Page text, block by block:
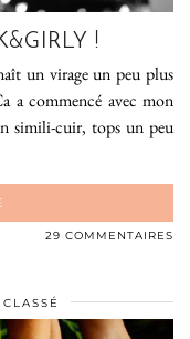
!
un virage un peu plus
a commencé avec mon
simili-cuir, tops un peu
29 COMMENTAIRES